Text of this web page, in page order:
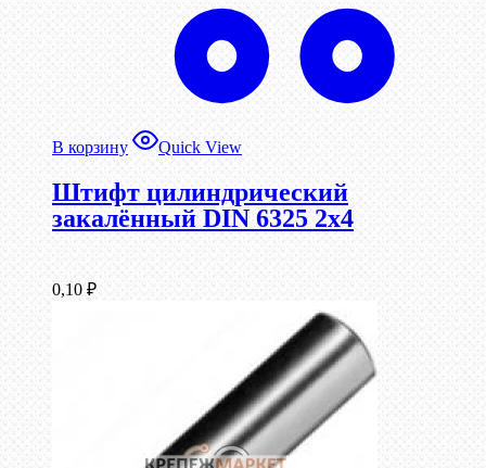
В корзину Quick View
Штифт цилиндрический
закалённый DIN 6325 2х4
0,10 ₽